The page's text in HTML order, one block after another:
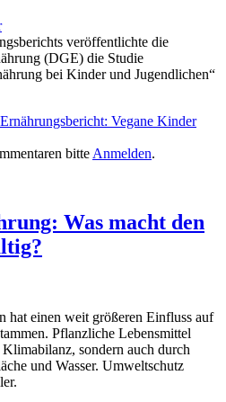
veröffentlichte die
(DGE) die Studie
bei Kinder und Jugendlichen“
Vegane Kinder
bitte Anmelden.
Was macht den
hat einen weit größeren Einfluss auf
Pflanzliche Lebensmittel
sondern auch durch
und Wasser. Umweltschutz